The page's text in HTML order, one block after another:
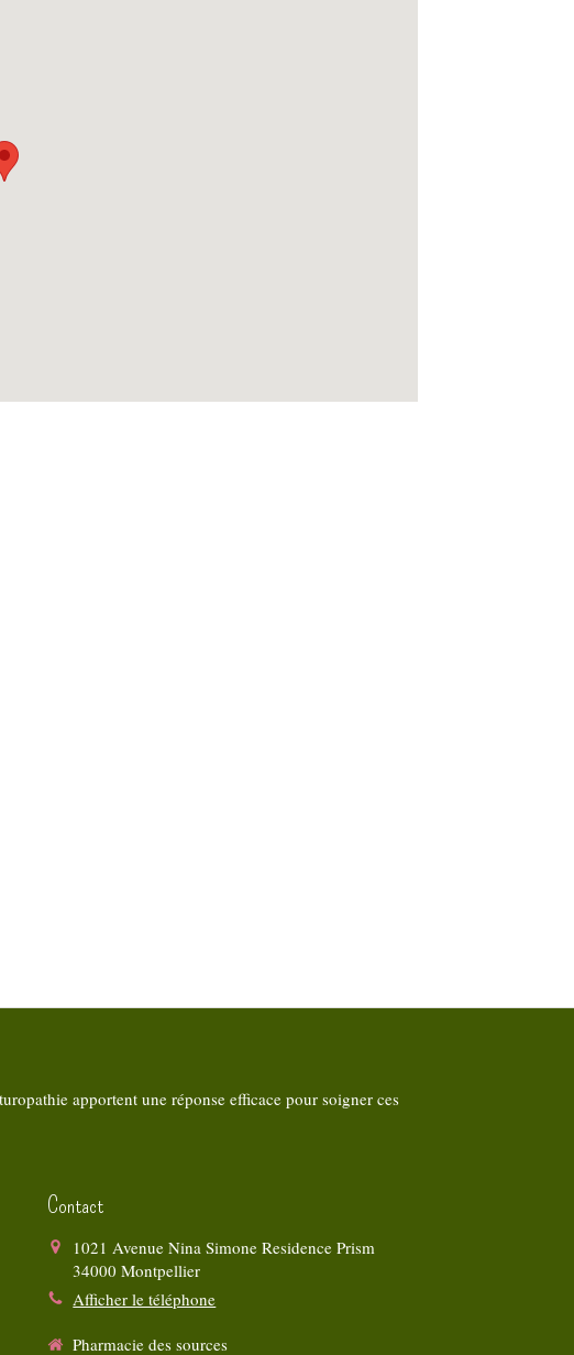
apportent une réponse efficace pour soigner ces
Contact
1021 Avenue Nina Simone Residence Prism
34000 Montpellier
Afficher le téléphone
Pharmacie des sources